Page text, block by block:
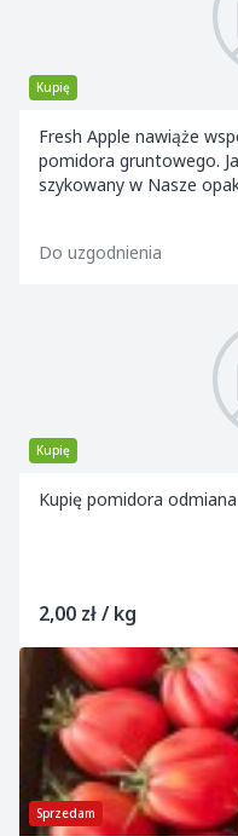
Kupię
Fresh Apple nawiąże
pomidora gruntowego.
szykowany w Nasze
Do uzgodnienia
Kupię
Kupię pomidora
2,00 zł / kg
Sprzedam